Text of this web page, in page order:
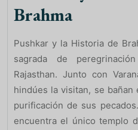
Brahma
Pushkar y la Historia de
sagrada de
Rajasthan. Junto con
hindúes la visitan, se bañan
purificación de sus
encuentra el único templo